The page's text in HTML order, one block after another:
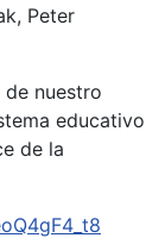
Peter
nuestro
educativo
de la